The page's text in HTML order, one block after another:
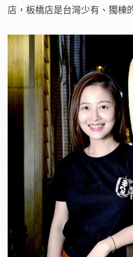
店，板橋店是台灣少有、獨棟